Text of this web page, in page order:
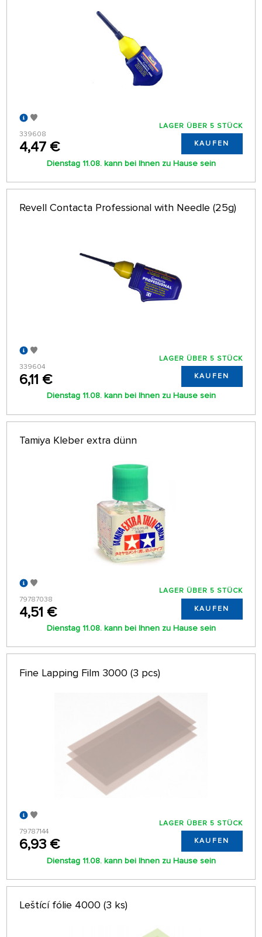
339608
4,47 €
LAGER ÜBER 5 STÜCK
KAUFEN
Dienstag 11.08. kann bei Ihnen zu Hause sein
Revell Contacta Professional with Needle (25g)
339604
6,11 €
LAGER ÜBER 5 STÜCK
KAUFEN
Dienstag 11.08. kann bei Ihnen zu Hause sein
Tamiya Kleber extra dünn
79787038
4,51 €
LAGER ÜBER 5 STÜCK
KAUFEN
Dienstag 11.08. kann bei Ihnen zu Hause sein
Fine Lapping Film 3000 (3 pcs)
79787144
6,93 €
LAGER ÜBER 5 STÜCK
KAUFEN
Dienstag 11.08. kann bei Ihnen zu Hause sein
Leštící fólie 4000 (3 ks)